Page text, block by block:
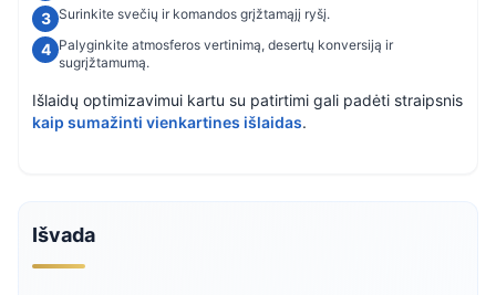
Surinkite svečių ir komandos grįžtamąjį ryšį.
Palyginkite atmosferos vertinimą, desertų konversiją ir
sugrįžtamumą.
Išlaidų optimizavimui kartu su patirtimi gali padėti straipsnis
kaip sumažinti vienkartines išlaidas.
Išvada